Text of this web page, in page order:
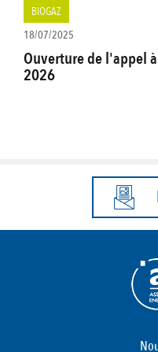
BIOGAZ
18/07/2025
Ouverture de l'appel
2026